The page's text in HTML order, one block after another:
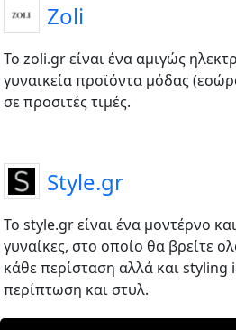
Zoli
Το zoli.gr είναι ένα αμιγώς
γυναικεία προϊόντα μόδας
σε προσιτές τιμές.
Style.gr
Το style.gr είναι ένα μοντέρνο
γυναίκες, στο οποίο θα βρείτε
κάθε περίσταση αλλά και styling
περίπτωση και στυλ.